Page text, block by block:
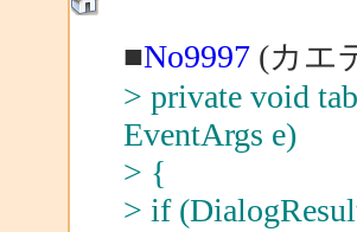
■No9997(カエ
> private void
EventArgs e)
> {
> if